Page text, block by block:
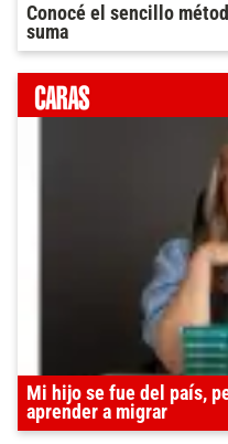
Conocé el sencillo
suma
Mi hijo se fue del país,
aprender a migrar